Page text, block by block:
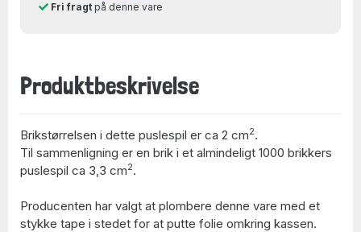
Fri fragtpå denne vare
Produktbeskrivelse
Brikstørrelsen i dette puslespil er ca 2 cm2.
Til sammenligning er en brik i et almindeligt 1000 brikkers
puslespil ca 3,3 cm2.
Producenten har valgt at plombere denne vare med et
stykke tape i stedet for at putte folie omkring kassen.